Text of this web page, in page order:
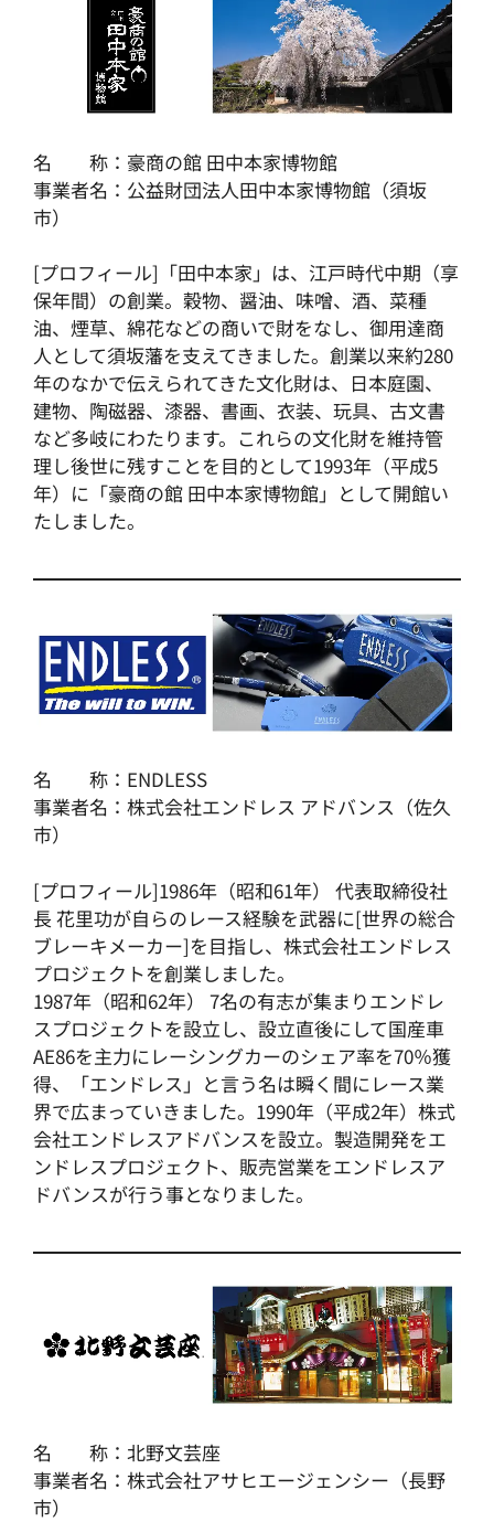
名 称：豪商の館 田中本家博物館
事業者名：公益財団法人田中本家博物館（須坂
市）
[プロフィール]「田中本家」は、江戸時代中期（享
保年間）の創業。穀物、醤油、味噌、酒、菜種
油、煙草、綿花などの商いで財をなし、御用達商
人として須坂藩を支えてきました。創業以来約280
年のなかで伝えられてきた文化財は、日本庭園、
建物、陶磁器、漆器、書画、衣装、玩具、古文書
など多岐にわたります。これらの文化財を維持管
理し後世に残すことを目的として1993年（平成5
年）に「豪商の館 田中本家博物館」として開館い
たしました。
名 称：ENDLESS
事業者名：株式会社エンドレス アドバンス（佐久
市）
[プロフィール]1986年（昭和61年） 代表取締役社
長 花里功が自らのレース経験を武器に[世界の総合
ブレーキメーカー]を目指し、株式会社エンドレス
プロジェクトを創業しました。
1987年（昭和62年） 7名の有志が集まりエンドレ
スプロジェクトを設立し、設立直後にして国産車
AE86を主力にレーシングカーのシェア率を70％獲
得、「エンドレス」と言う名は瞬く間にレース業
界で広まっていきました。1990年（平成2年）株式
会社エンドレスアドバンスを設立。製造開発をエ
ンドレスプロジェクト、販売営業をエンドレスア
ドバンスが行う事となりました。
名 称：北野文芸座
事業者名：株式会社アサヒエージェンシー（長野
市）